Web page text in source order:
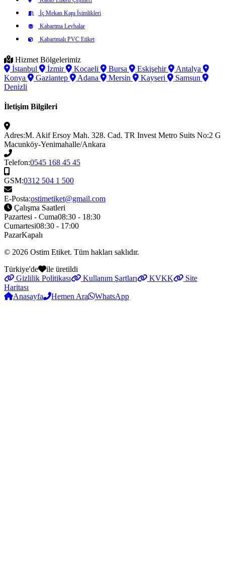
İç Mekan Kapı İsimlikleri
Kabartma Levhalar
Kabartmalı PVC Etiket
Hizmet Bölgelerimiz
İstanbul
İzmir Kocaeli Bursa Eskişehir
Antalya
Konya
Gaziantep Adana Mersin Kayseri
Samsun
Denizli
İletişim Bilgileri
Adres:M. Akif Ersoy Mah. 328. Cad. TR Invest Metro Suits No:2 G
Macunköy-Yenimahalle/Ankara
Telefon:0545 168 45 45
GSM:0312 504 1 500
E-Posta:ostimetiket@gmail.com
Çalışma Saatleri
Pazartesi - Cuma08:30 - 18:30
Cumartesi08:30 - 17:00
PazarKapalı
© 2026 Ostim Etiket. Tüm hakları saklıdır.
Türkiye'de
ile üretildi
Gizlilik Politikası
Kullanım Şartları KVKK
Site
Haritası
Anasayfa
Hemen Ara WhatsApp